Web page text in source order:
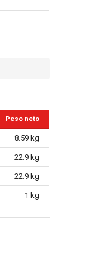
Peso neto
8.59 kg
22.9 kg
22.9 kg
1 kg